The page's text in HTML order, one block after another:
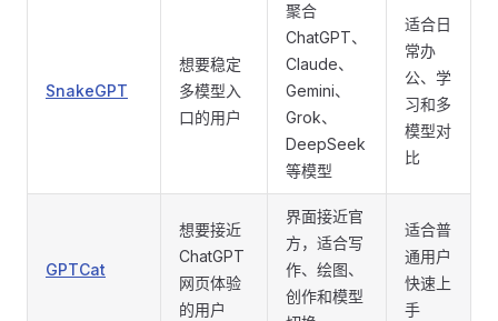
SnakeGPT
想要稳定
多模型入
口的用户
聚合
ChatGPT、
Claude、
Gemini、
Grok、
DeepSeek
等模型
适合日
常办
公、学
习和多
模型对
比
GPTCat
想要接近
ChatGPT
网页体验
的用户
界面接近官
方，适合写
作、绘图、
创作和模型
适合普
通用户
快速上
手